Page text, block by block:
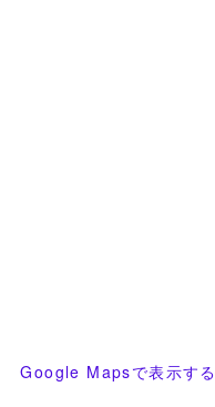
Google Mapsで表示する